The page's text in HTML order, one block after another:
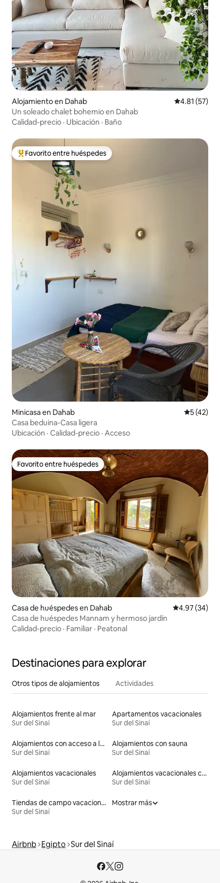
Alojamiento en Dahab Calificación
4.81 (57)
Un soleado chalet bohemio en Dahab
Calidad-precio · Ubicación · Baño
Favorito entre huéspedes preferido
Favorito entre huéspedes
Minicasa en Dahab
5 (42)
Casa beduina-Casa ligera
Ubicación · Calidad-precio · Acceso
Favorito entre huéspedes
Favorito entre huéspedes
Casa de huéspedes en Dahab Calificación
4.97 (34)
Casa de huéspedes Mannam y hermoso jardín
Calidad-precio · Familiar · Peatonal
Destinaciones para explorar
Otros tipos de alojamientos Actividades
Alojamientos frente al mar
Sur del Sinaí
Apartamentos vacacionales
Sur del Sinaí
Alojamientos con acceso a la playa
Sur del Sinaí
Alojamientos con sauna
Sur del Sinaí
Alojamientos vacacionales
Sur del Sinaí
Alojamientos vacacionales con piscina
Sur del Sinaí
Tiendas de campo vacacionales
Sur del Sinaí
Mostrar más
Airbnb Egipto Sur del Sinaí